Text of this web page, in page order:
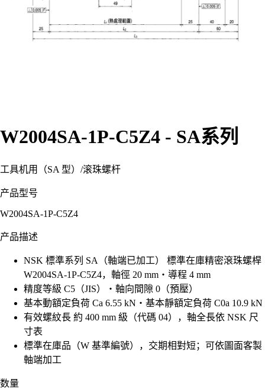
W2004SA-1P-C5Z4 - SA系列
工具机用（SA 型） /滚珠螺杆
产品型号
W2004SA-1P-C5Z4
产品描述
NSK 標準系列 SA（軸端已加工） 標準在庫精密滾珠螺桿
W2004SA-1P-C5Z4，軸徑 20 mm・導程 4 mm
精度等級 C5（JIS）・軸向間隙 0（預壓）
基本動額定負荷 Ca 6.55 kN・基本靜額定負荷 C0a 10.9 kN
有效螺紋長 約 400 mm 級（代碼 04），軸全長依 NSK 尺
寸表
標準在庫品（W 基準編號），交期相對短；可依圖面客製
軸端加工
数量